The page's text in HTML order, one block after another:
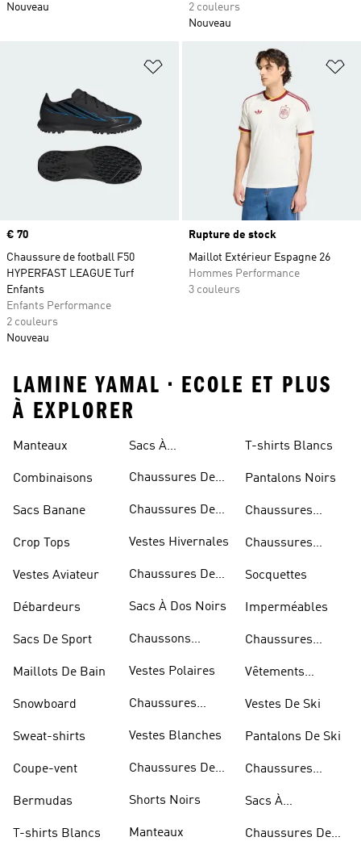
Nouveau
2 couleurs
Nouveau
Ajouter à la Liste de produits
Prix
€ 70
Chaussure de football F50
HYPERFAST LEAGUE Turf
Enfants
Enfants Performance
2 couleurs
Nouveau
Rupture de stock
Maillot Extérieur Espagne 26
Hommes Performance
3 couleurs
LAMINE YAMAL • ECOLE ET PLUS
À EXPLORER
Manteaux
Combinaisons
Sacs Banane
Crop Tops
Vestes Aviateur
Débardeurs
Sacs De Sport
Maillots De Bain
Snowboard
Sweat-shirts
Coupe-vent
Bermudas
T-shirts Blancs
Sacs À
Chaussures De
Chaussures De
Vestes Hivernales
Chaussures De
Sacs À Dos Noirs
Chaussons
Vestes Polaires
Chaussures
Vestes Blanches
Chaussures De
Shorts Noirs
Manteaux
T-shirts Blancs
Pantalons Noirs
Chaussures
Chaussures
Socquettes
Imperméables
Chaussures
Vêtements
Vestes De Ski
Pantalons De Ski
Chaussures
Sacs À
Chaussures De